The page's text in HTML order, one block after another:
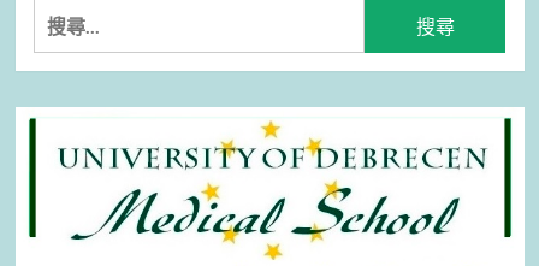
搜
尋
關
鍵